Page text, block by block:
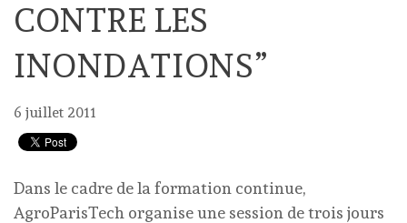
CONTRE LES
INONDATIONS”
6 juillet 2011
Dans le cadre de la formation continue,
AgroParisTech organise une session de trois jours